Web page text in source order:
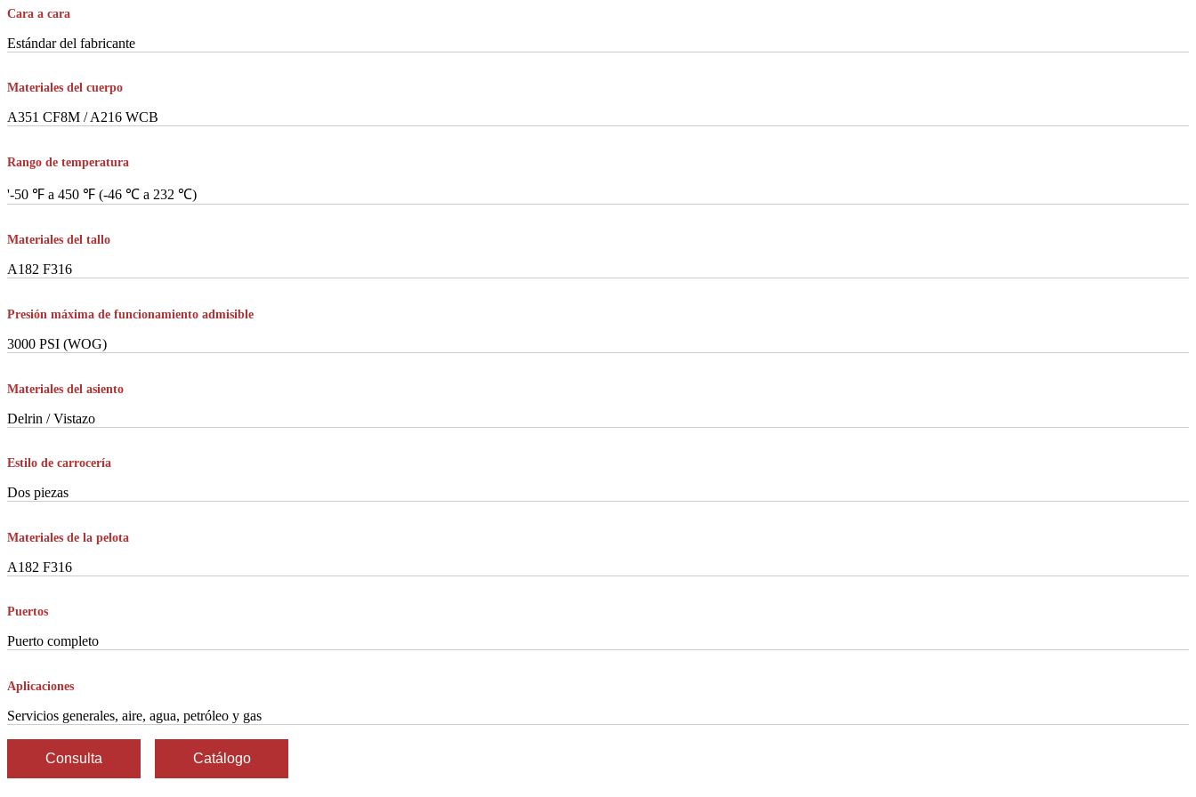
Cara a cara
Estándar del fabricante
Materiales del cuerpo
A351 CF8M / A216 WCB
Rango de temperatura
'-50 ℉ a 450 ℉ (-46 ℃ a 232 ℃)
Materiales del tallo
A182 F316
Presión máxima de funcionamiento admisible
3000 PSI (WOG)
Materiales del asiento
Delrin / Vistazo
Estilo de carrocería
Dos piezas
Materiales de la pelota
A182 F316
Puertos
Puerto completo
Aplicaciones
Servicios generales, aire, agua, petróleo y gas
Consulta Catálogo